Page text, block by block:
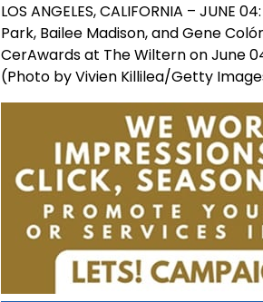
LOS ANGELES, CALIFORNIA – JUNE
Park, Bailee Madison, and Gene
CerAwards at The Wiltern on June
(Photo by Vivien Killilea/Getty